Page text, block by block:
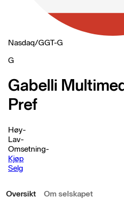
Nasdaq/GGT-G
G
Gabelli
Pref
Høy-
Lav-
Omsetning-
Kjøp
Selg
Oversikt Om selskapet